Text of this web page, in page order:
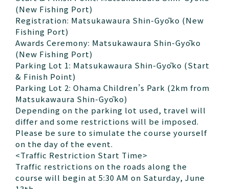
(New Fishing Port)
Registration: Matsukawaura Shin-Gyōko (New
Fishing Port)
Awards Ceremony: Matsukawaura Shin-Gyōko
(New Fishing Port)
Parking Lot 1: Matsukawaura Shin-Gyōko (Start
& Finish Point)
Parking Lot 2: Ohama Children’s Park (2km from
Matsukawaura Shin-Gyōko)
Depending on the parking lot used, travel will
differ and some restrictions will be imposed.
Please be sure to simulate the course yourself
on the day of the event.
<Traffic Restriction Start Time>
Traffic restrictions on the roads along the
course will begin at 5:30 AM on Saturday, June